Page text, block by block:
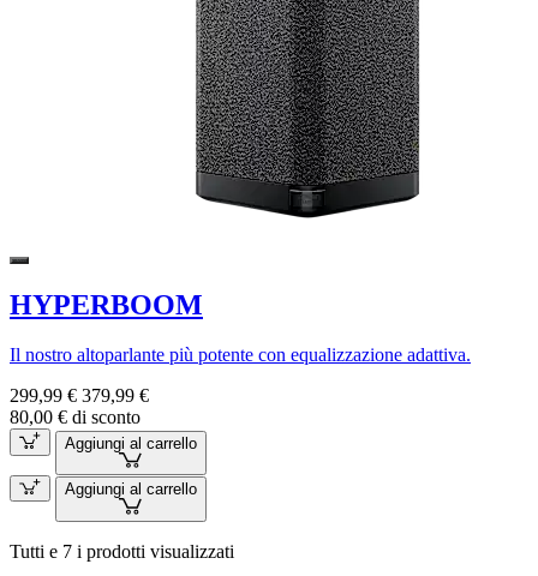
HYPERBOOM
Il nostro altoparlante più potente con equalizzazione adattiva.
299,99 € 379,99 €
80,00 € di sconto
Aggiungi al carrello
Aggiungi al carrello
Tutti e 7 i prodotti visualizzati